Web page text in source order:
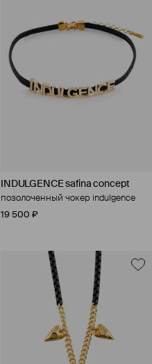
INDULGENCE safina concept
позолоченный чокер indulgence
19 500 ₽